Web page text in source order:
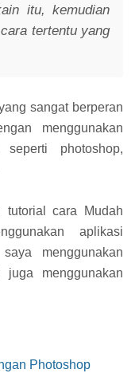
itu, kemudian
tertentu yang
sangat berperan
menggunakan
photoshop,
cara Mudah
aplikasi
menggunakan
menggunakan
Photoshop